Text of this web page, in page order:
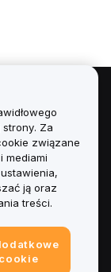
Za
związane
mediami
ją oraz
treści.